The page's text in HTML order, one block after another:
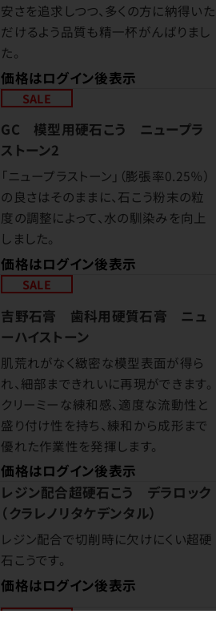
安さを追求しつつ、多くの方に納得いた
だけるよう品質も精一杯がんばりまし
た。
価格はログイン後表示
SALE
GC 模型用硬石こう ニュープラ
ストーン2
「ニュープラストーン」（膨張率0.25％）
の良さはそのままに、石こう粉末の粒
度の調整によって、水の馴染みを向上
しました。
価格はログイン後表示
SALE
吉野石膏 歯科用硬質石膏 ニュ
ーハイストーン
肌荒れがなく緻密な模型表面が得ら
れ、細部まできれいに再現ができます。
クリーミーな練和感、適度な流動性と
盛り付け性を持ち、練和から成形まで
優れた作業性を発揮します。
価格はログイン後表示
レジン配合超硬石こう デラロック
（クラレノリタケデンタル）
レジン配合で切削時に欠けにくい超硬
石こうです。
価格はログイン後表示